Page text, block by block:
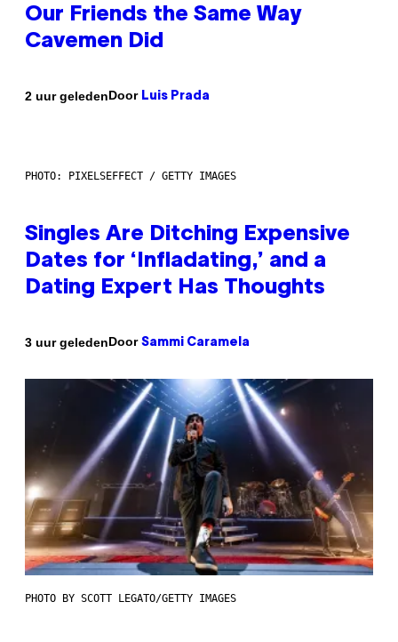
Our Friends the Same Way
Cavemen Did
2 uur geledenDoor Luis Prada
PHOTO: PIXELSEFFECT / GETTY IMAGES
Singles Are Ditching Expensive
Dates for ‘Infladating,’ and a
Dating Expert Has Thoughts
3 uur geledenDoor Sammi Caramela
PHOTO BY SCOTT LEGATO/GETTY IMAGES